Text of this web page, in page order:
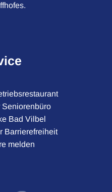
Seniorenbüro
Bad Vilbel
Barrierefreiheit
melden